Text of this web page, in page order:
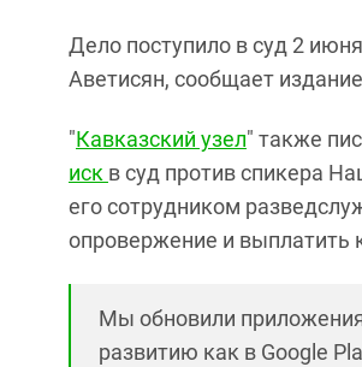
Дело поступило в суд 2
Аветисян, сообщает
"Кавказский узел" также
иск в суд против спикера
его сотрудником
опровержение и выплатить
Мы обновили
развитию как в Google